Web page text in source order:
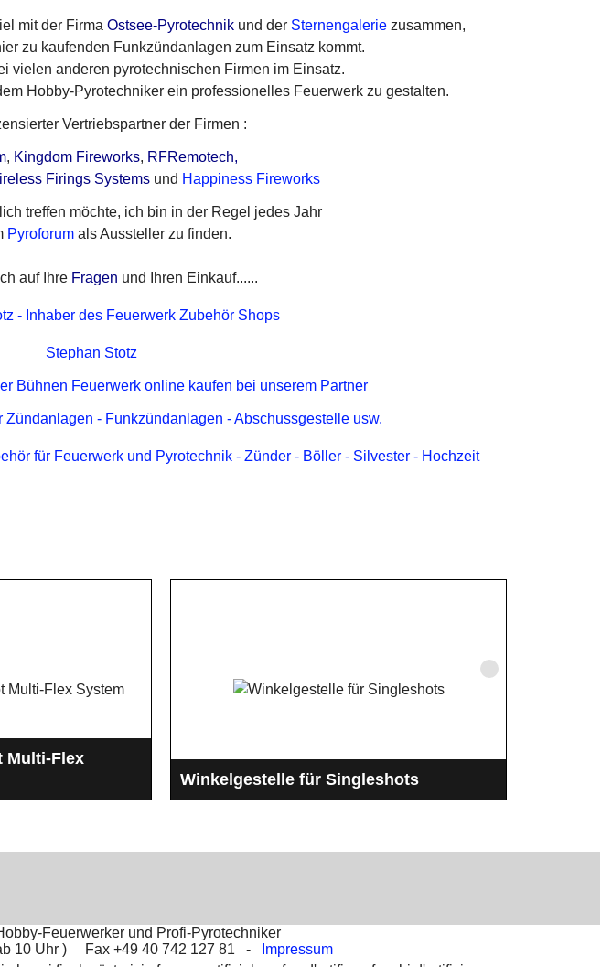
mit der Firma Ostsee-Pyrotechnikund der Sternengaleriezusammen,
zu kaufenden Funkzündanlagen zum Einsatz kommt.
vielen anderen pyrotechnischen Firmen im Einsatz.
Hobby-Pyrotechniker ein professionelles Feuerwerk zu gestalten.
Vertriebspartner der Firmen :
, Kingdom Fireworks, RFRemotech,
Firings Systems und Happiness Fireworks
treffen möchte, ich bin in der Regel jedes Jahr
Pyroforum als Aussteller zu finden.
auf Ihre Fragen und Ihren Einkauf......
Stephan Stotz
Bühnen Feuerwerk online kaufen bei unserem Partner
Multi-Flex
Winkelgestelle für Singleshots
Feuerwerker und Profi-Pyrotechniker
10 Uhr ) Fax +49 40 742 127 81 -
Impressum